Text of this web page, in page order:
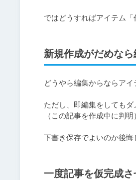
新規作成がだめな
どうやら編集からならア
ただし、即編集をしてもダ
（この記事を作成中に判明）
下書き保存でよいのか後悔
一度記事を仮完成